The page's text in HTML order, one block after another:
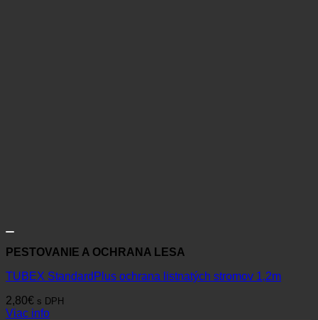
PESTOVANIE A OCHRANA LESA
TUBEX StandardPlus ochrana listnatých stromov 1,2m
2,80€ s DPH
Viac info